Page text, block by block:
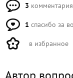
3 комментария
1 спасибо за
в избранное